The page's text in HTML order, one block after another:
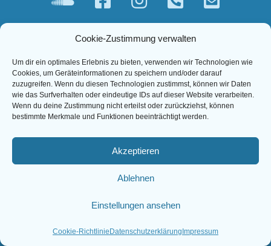
Cookie-Zustimmung verwalten
Um dir ein optimales Erlebnis zu bieten, verwenden wir Technologien wie
Cookies, um Geräteinformationen zu speichern und/oder darauf
zuzugreifen. Wenn du diesen Technologien zustimmst, können wir Daten
wie das Surfverhalten oder eindeutige IDs auf dieser Website verarbeiten.
Wenn du deine Zustimmung nicht erteilst oder zurückziehst, können
bestimmte Merkmale und Funktionen beeinträchtigt werden.
Akzeptieren
Ablehnen
Einstellungen ansehen
Cookie-Richtlinie Datenschutzerklärung Impressum
Linktree Impressum Datenschutzerklärung